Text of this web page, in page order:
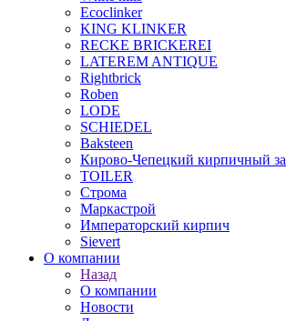
Ecoclinker
KING KLINKER
RECKE BRICKEREI
LATEREM ANTIQUE
Rightbrick
Roben
LODE
SCHIEDEL
Baksteen
Кирово-Чепецкий кирпичный
TOILER
Строма
Маркастрой
Императорский кирпич
Sievert
О компании
Назад
О компании
Новости